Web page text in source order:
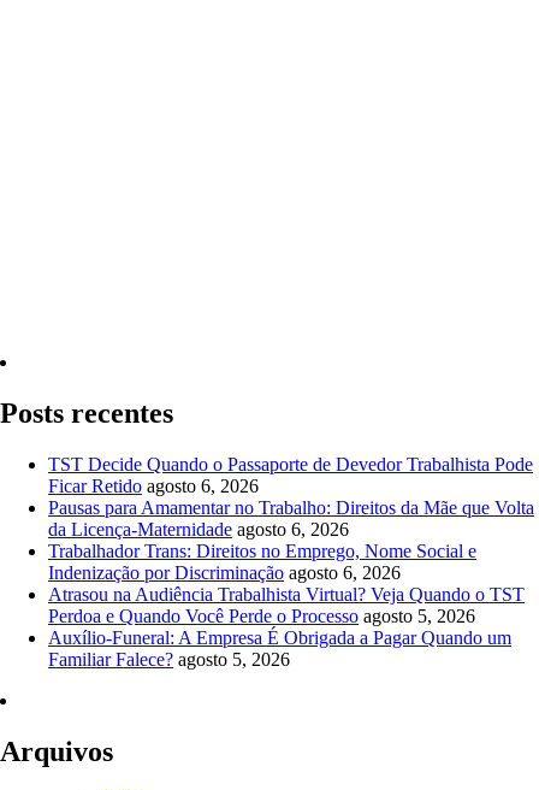
Posts recentes
TST Decide Quando o Passaporte de Devedor Trabalhista Pode
Ficar Retido agosto 6, 2026
Pausas para Amamentar no Trabalho: Direitos da Mãe que Volta
da Licença-Maternidade agosto 6, 2026
Trabalhador Trans: Direitos no Emprego, Nome Social e
Indenização por Discriminação agosto 6, 2026
Atrasou na Audiência Trabalhista Virtual? Veja Quando o TST
Perdoa e Quando Você Perde o Processo agosto 5, 2026
Auxílio-Funeral: A Empresa É Obrigada a Pagar Quando um
Familiar Falece? agosto 5, 2026
Arquivos